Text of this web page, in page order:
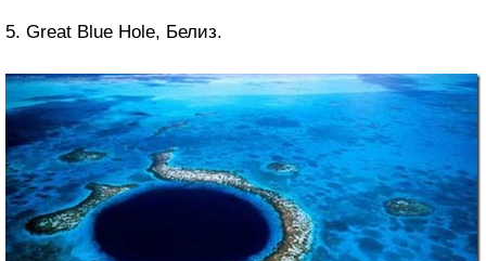
5. Great Blue Hole, Белиз.